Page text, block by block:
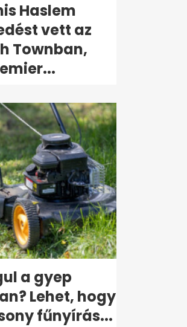
Haslem
vett az
Townban,
a gyep
Lehet, hogy
fűnyírás...